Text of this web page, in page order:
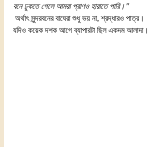
বনে ঢুকতে গেলে আমরা প্রাণও হারাতে পারি।"
যদিও কয়েক দশক আগে ব্যাপারটা ছিল একদম আলাদা।